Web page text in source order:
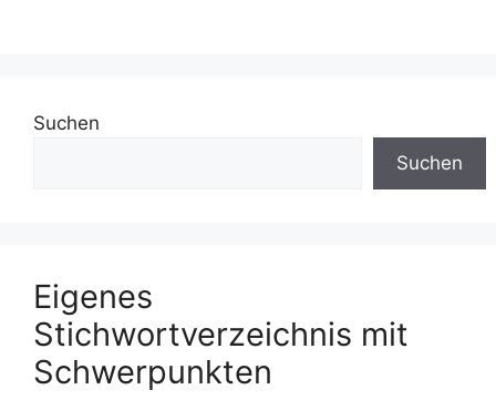
Suchen
Suchen
Eigenes
Stichwortverzeichnis mit
Schwerpunkten